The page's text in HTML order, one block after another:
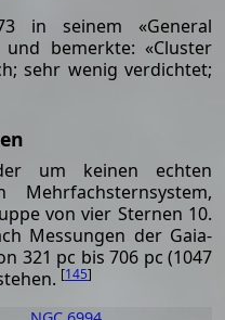
in seinem «General
bemerkte: «Cluster
sehr wenig verdichtet;
um keinen echten
von vier Sternen 10.
Messungen der Gaia-
321 pc bis 706 pc (1047
[145]